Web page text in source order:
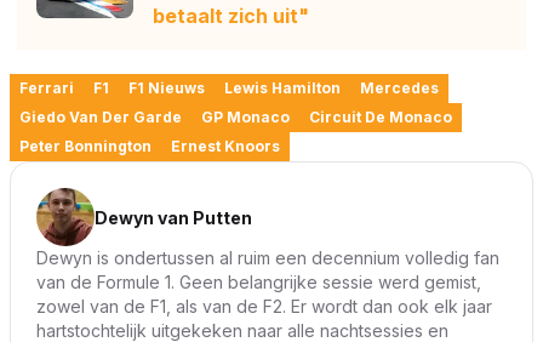
betaalt zich uit"
Ferrari F1 F1 Nieuws Lewis Hamilton
Mercedes
Giedo Van Der Garde
GP Monaco
Circuit De Monaco
Peter Bonnington
Ernest Knoors
Dewyn van Putten
Dewyn is ondertussen al ruim een decennium volledig fan
van de Formule 1. Geen belangrijke sessie werd gemist,
zowel van de F1, als van de F2. Er wordt dan ook elk jaar
hartstochtelijk uitgekeken naar alle nachtsessies en